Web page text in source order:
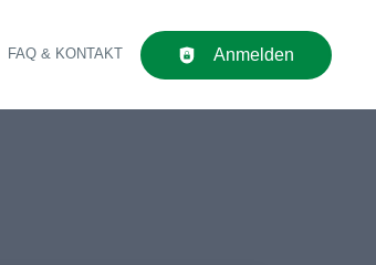
FAQ & KONTAKT Anmelden